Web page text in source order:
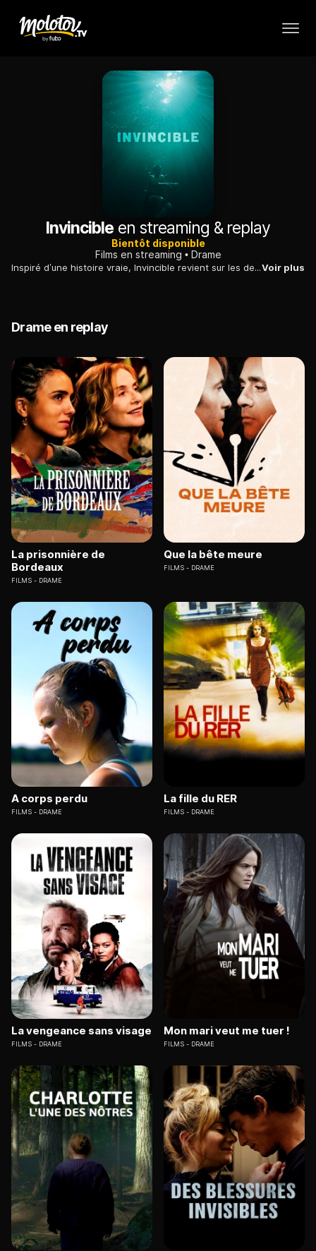
Invincible en streaming & replay
Bientôt disponible
Films en streaming
Drame
Inspiré d’une histoire vraie, Invincible revient sur les dernières 48 heures de la vie de Marc-Antoine Bernier, un jeune garçon de 14 ans qui se retrouve confronté à son besoin criant de liberté.Voir plus
Drame en replay
La prisonnière de
Bordeaux
FILMS DRAME
Que la bête meure
FILMS DRAME
A corps perdu
FILMS DRAME
La fille du RER
FILMS DRAME
La vengeance sans visage
FILMS DRAME
Mon mari veut me tuer !
FILMS DRAME